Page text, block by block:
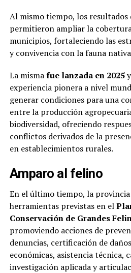
Al mismo tiempo, los
permitieron ampliar la
municipios, fortaleciendo las
y convivencia con la fauna
La mismafue lanzada en 2025y
experiencia pionera a nivel
generar condiciones para una
entre la producción
biodiversidad, ofreciendo
conflictos derivados de la
en establecimientos rurales.
Amparo al felino
En el último tiempo, la
herramientas previstas en el
Conservación de Grandes
promoviendo acciones de
denuncias, certificación de
económicas, asistencia técnica,
investigación aplicada y